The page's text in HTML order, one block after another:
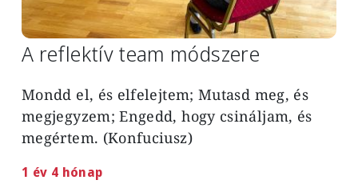
A reflektív team módszere
Mondd el, és elfelejtem; Mutasd meg, és
megjegyzem; Engedd, hogy csináljam, és
megértem. (Konfuciusz)
1 év 4 hónap